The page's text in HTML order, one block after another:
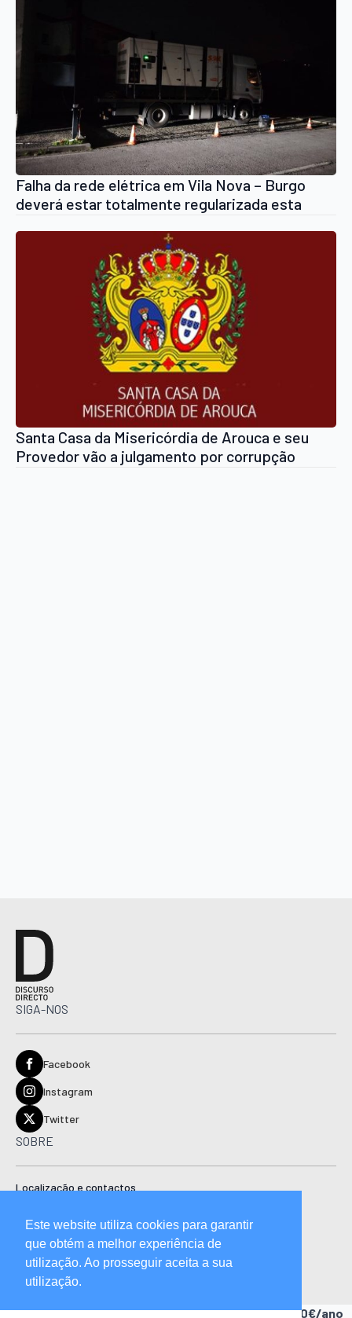
Falha da rede elétrica em Vila Nova – Burgo
deverá estar totalmente regularizada esta
Santa Casa da Misericórdia de Arouca e seu
Provedor vão a julgamento por corrupção
SIGA-NOS
Facebook
Instagram
Twitter
SOBRE
Localização e contactos
Ficha técnica
Manual de boas práticas editoriais e código de conduta
Descubra as vantagens de ser assinante.A partir de 15,90€/ano
Este website utiliza cookies para garantir
que obtém a melhor experiência de
utilização. Ao prosseguir aceita a sua
utilização.